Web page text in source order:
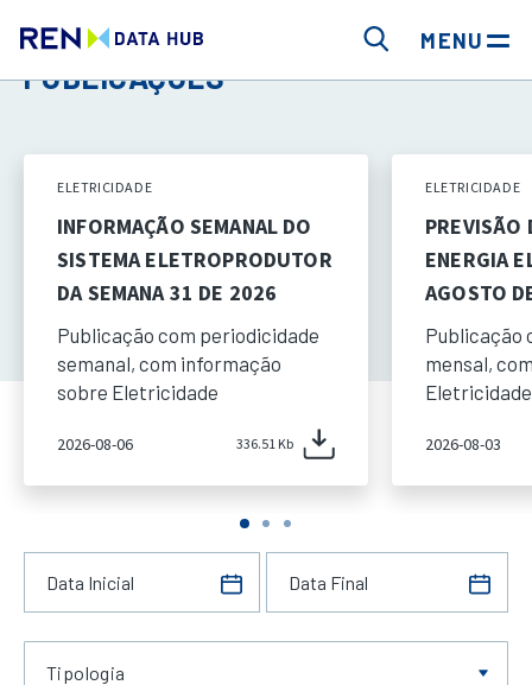
MENU
PUBLICAÇÕES
ELETRICIDADE
INFORMAÇÃO SEMANAL DO
SISTEMA ELETROPRODUTOR
DA SEMANA 31 DE 2026
Publicação com periodicidade
semanal, com informação
sobre Eletricidade
2026-08-06 336.51 Kb
ELETRICIDADE
PREVISÃO
ENERGIA
AGOSTO
Publicação
mensal,
Eletricidade
2026-08-03
Tipologia